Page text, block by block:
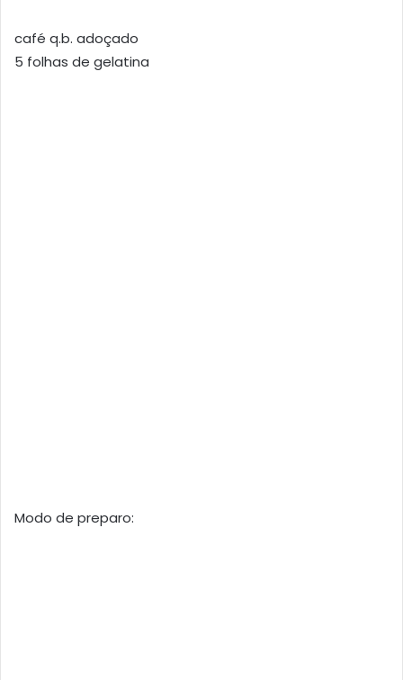
café q.b. adoçado
5 folhas de gelatina
Modo de preparo: